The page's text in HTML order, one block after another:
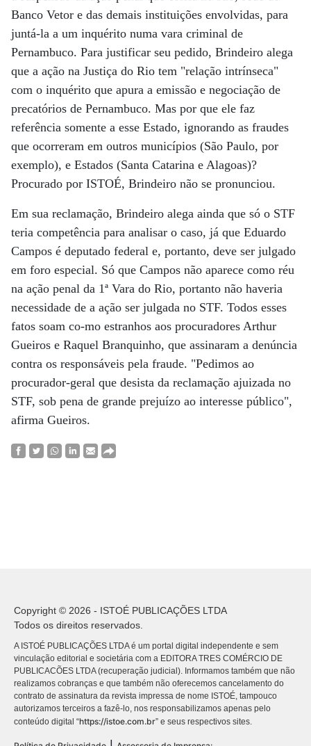
Banco Vetor e das demais instituições envolvidas, para
juntá-la a um inquérito numa vara criminal de
Pernambuco. Para justificar seu pedido, Brindeiro alega
que a ação na Justiça do Rio tem "relação intrínseca"
com o inquérito que apura a emissão e negociação de
precatórios de Pernambuco. Mas por que ele faz
referência somente a esse Estado, ignorando as fraudes
que ocorreram em outros municípios (São Paulo, por
exemplo), e Estados (Santa Catarina e Alagoas)?
Procurado por ISTOÉ, Brindeiro não se pronunciou.
Em sua reclamação, Brindeiro alega ainda que só o STF
teria competência para analisar o caso, já que Eduardo
Campos é deputado federal e, portanto, deve ser julgado
em foro especial. Só que Campos não aparece como réu
na ação penal da 1ª Vara do Rio, portanto não haveria
necessidade de a ação ser julgada no STF. Todos esses
fatos soam co-mo estranhos aos procuradores Arthur
Gueiros e Raquel Branquinho, que assinaram a denúncia
contra os responsáveis pela fraude. "Pedimos ao
procurador-geral que desista da reclamação ajuizada no
STF, sob pena de grande prejuízo ao interesse público",
afirma Gueiros.
Copyright © 2026 - ISTOÉ PUBLICAÇÕES LTDA
Todos os direitos reservados.
A ISTOÉ PUBLICAÇÕES LTDA é um portal digital independente e sem
vinculação editorial e societária com a EDITORA TRES COMÉRCIO DE
PUBLICACÕES LTDA (recuperação judicial). Informamos também que não
realizamos cobranças e que também não oferecemos cancelamento do
contrato de assinatura da revista impressa de nome ISTOÉ, tampouco
autorizamos terceiros a fazê-lo, nos responsabilizamos apenas pelo
conteúdo digital “https://istoe.com.br” e seus respectivos sites.